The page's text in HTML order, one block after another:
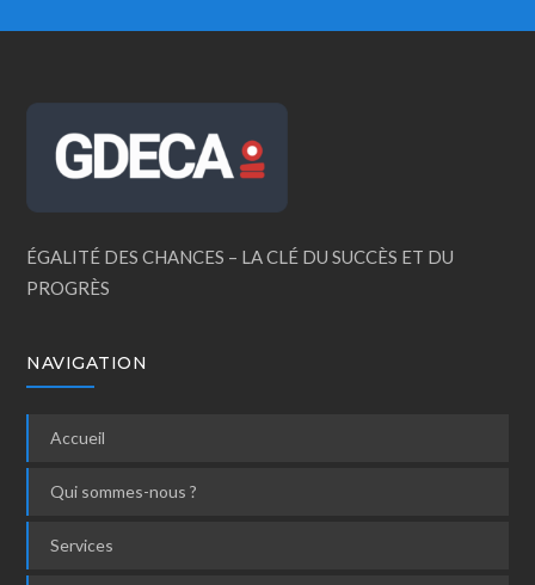
ÉGALITÉ DES CHANCES – LA CLÉ DU SUCCÈS ET DU
PROGRÈS
NAVIGATION
Accueil
Qui sommes-nous ?
Services